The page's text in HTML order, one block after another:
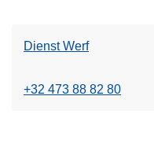
Dienst Werf
+32 473 88 82 80